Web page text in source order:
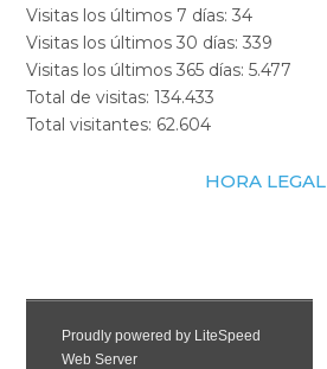
Visitas los últimos 7 días:34
Visitas los últimos 30 días:339
Visitas los últimos 365 días:5.477
Total de visitas:134.433
Total visitantes: 62.604
HORA LEGAL